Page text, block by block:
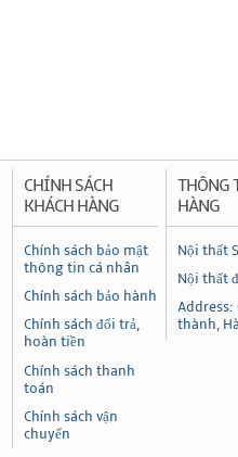
CHÍNH SÁCH
KHÁCH HÀNG
Chính sách bảo mật
thông tin cá nhân
Chính sách bảo hành
Chính sách đổi trả,
hoàn tiền
Chính sách thanh
toán
Chính sách vận
chuyển
THÔNG
HÀNG
Nội thất
Nội thất
thành,